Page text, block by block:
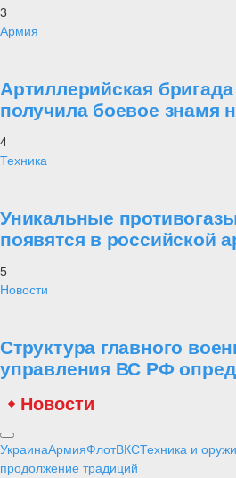
3
Армия
Артиллерийская
получила боевое знамя
4
Техника
Уникальные
появятся в российской
5
Новости
Структура главного
управления ВС РФ
Новости
УкраинаАрмияФлотВКСТехника и
продолжение традиций